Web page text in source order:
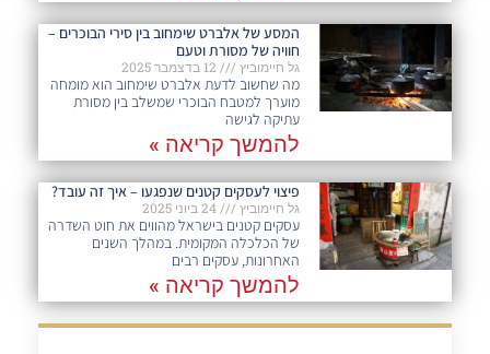
המסע של אלברט שימחוב בין סירי הבוכרים –
חוויה של מסורת וטעם
גל חיימוביץ
מה שחשוב לדעת אלברט שימחוב הוא מומחה
מוערך למטבח הבוכרי שמשלב בין מסורת
עתיקה לגישה
להמשך קריאה »
פיצוי לעסקים קטנים שנפגעו – איך זה עובד?
גל חיימוביץ
עסקים קטנים בישראל מהווים את חוט השדרה
של הכלכלה המקומית. במהלך השנים
האחרונות, עסקים רבים
להמשך קריאה »